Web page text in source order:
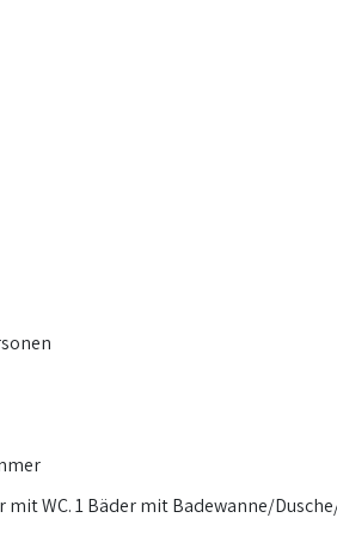
mit WC. 1 Bäder mit Badewanne/